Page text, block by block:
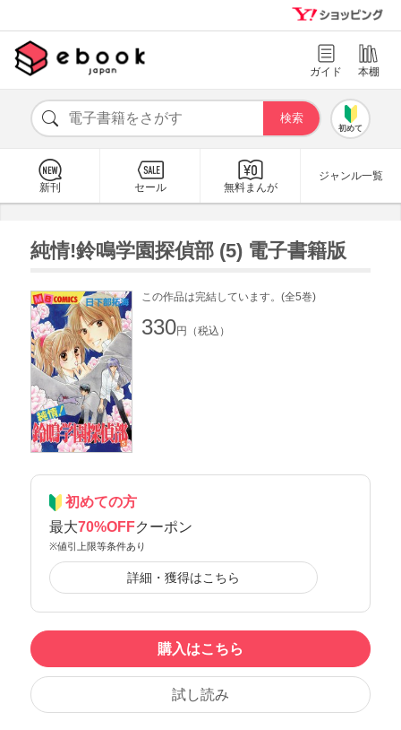
ガイド 本棚
初めて
新刊 セール 無料まんが
ジャンル一覧
純情!鈴鳴学園探偵部 (5) 電子書籍版
この作品は完結しています。(全5巻)
330円（税込）
初めての方
最大70%OFFクーポン
※値引上限等条件あり
詳細・獲得はこちら
購入はこちら
試し読み